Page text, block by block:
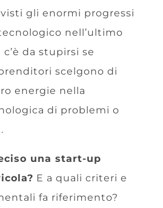
gli enormi progressi
nell’ultimo
da stupirsi se
scelgono di
energie nella
di problemi o
una start-up
E a quali criteri e
fa riferimento?